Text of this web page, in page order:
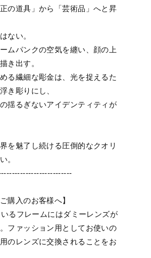
の道具」から「芸術品」へと昇
ない。
ムパンクの空気を纏い、顔の上
き出す。
る繊細な彫金は、光を捉えるた
き彫りにし、
揺るぎないアイデンティティが
を魅了し続ける圧倒的なクオリ
。
購入のお客様へ】
るフレームにはダミーレンズが
ファッション用としてお使いの
のレンズに交換されることをお